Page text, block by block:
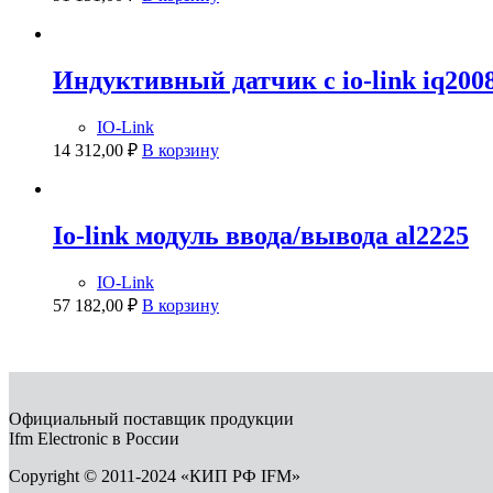
Индуктивный датчик с io-link
IO-Link
14 312,00 ₽ В корзину
Io-link модуль ввода/вывода al2225
IO-Link
57 182,00 ₽ В корзину
Официальный поставщик продукции
Ifm Electronic в России
Copyright © 2011-2024 «КИП РФ IFM»